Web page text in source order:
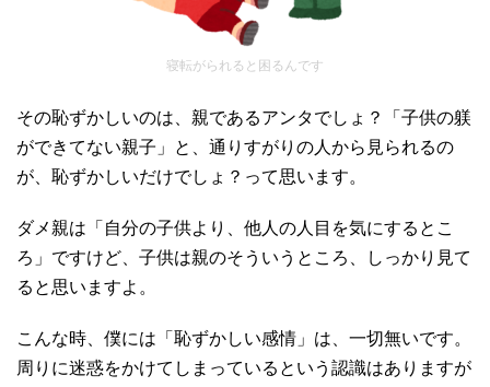
寝転がられると困るんです
その恥ずかしいのは、親であるアンタでしょ？「子供の躾
ができてない親子」と、通りすがりの人から見られるの
が、恥ずかしいだけでしょ？って思います。
ダメ親は「自分の子供より、他人の人目を気にするとこ
ろ」ですけど、子供は親のそういうところ、しっかり見て
ると思いますよ。
こんな時、僕には「恥ずかしい感情」は、一切無いです。
周りに迷惑をかけてしまっているという認識はありますが